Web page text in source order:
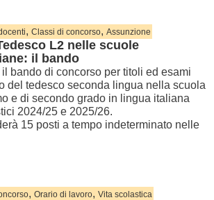
, Classi di concorso, Assunzione
L2 nelle scuole
il bando
bando di concorso per titoli ed esami
del tedesco seconda lingua nella scuola
e di secondo grado in lingua italiana
2024/25 e 2025/26.
15 posti a tempo indeterminato nelle
, Orario di lavoro, Vita scolastica